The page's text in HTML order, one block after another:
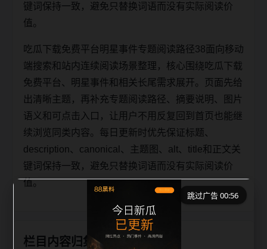
键词保持一致，避免只替换词语而没有实际阅读价
值。
吃瓜下载免费平台明星事件专题阅读路径38面向移动
端搜索和站内连续阅读场景整理，核心围绕吃瓜下载
免费平台、明星事件和相关长尾需求展开。页面先给
出清晰主题，再补充专题阅读路径、摘要说明、图片
语义和可点击入口，让用户不用反复回到首页也能继
续浏览同类内容。每日更新时优先保证标题、
description、canonical、主题图、alt、title和正文关
键词保持一致，避免只替换词语而没有实际阅读价
值。
栏目内容归集
跳过广告 00:56